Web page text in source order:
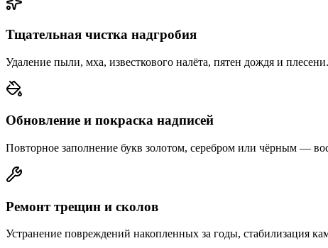
Тщательная чистка надгробия
Удаление пыли, мха, известкового налёта, пятен дождя и
Обновление и покраска надписей
Повторное заполнение букв золотом, серебром или чёрным —
Ремонт трещин и сколов
Устранение повреждений накопленных за годы, стабилизация